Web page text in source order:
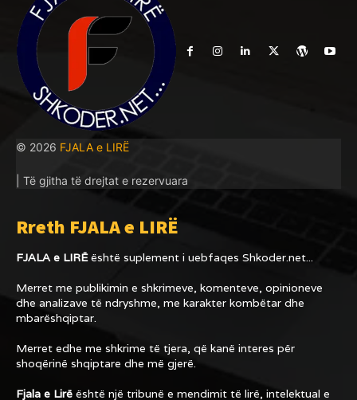
© 2026 FJALA e LIRË
| Të gjitha të drejtat e rezervuara
Rreth FJALA e LIRË
FJALA e LIRËështë suplement i uebfaqes Shkoder.net...
Merret me publikimin e shkrimeve, komenteve, opinioneve
dhe analizave të ndryshme, me karakter kombëtar dhe
mbarëshqiptar.
Merret edhe me shkrime të tjera, që kanë interes për
shoqërinë shqiptare dhe më gjerë.
Fjala e Lirë është një tribunë e mendimit të lirë, intelektual e